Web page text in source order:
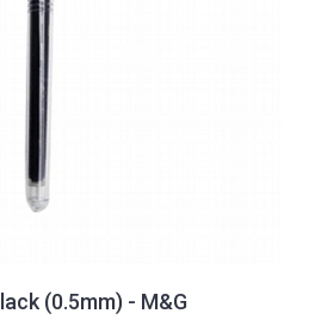
(0.5mm) - M&G